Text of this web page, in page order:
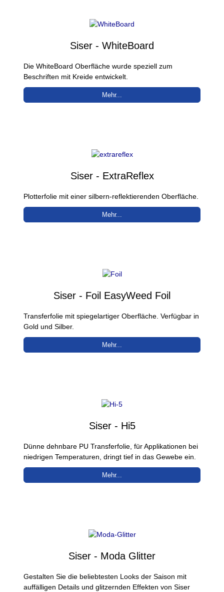
Siser - WhiteBoard
Die WhiteBoard Oberfläche wurde speziell zum
Beschriften mit Kreide entwickelt.
Mehr...
Siser - ExtraReflex
Plotterfolie mit einer silbern-reflektierenden Oberfläche.
Mehr...
Siser - Foil EasyWeed Foil
Transferfolie mit spiegelartiger Oberfläche. Verfügbar in
Gold und Silber.
Mehr...
Siser - Hi5
Dünne dehnbare PU Transferfolie, für Applikationen bei
niedrigen Temperaturen, dringt tief in das Gewebe ein.
Mehr...
Siser - Moda Glitter
Gestalten Sie die beliebtesten Looks der Saison mit
auffälligen Details und glitzernden Effekten von Siser